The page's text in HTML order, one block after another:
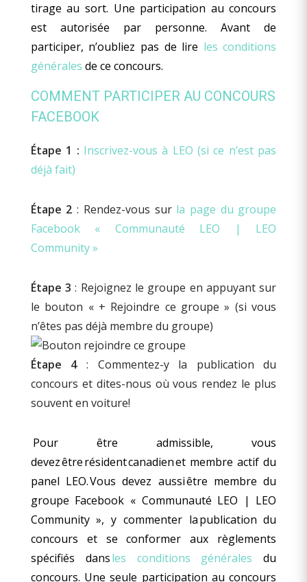
tirage au sort. Une participation au concours
est autorisée par personne. Avant de
participer, n’oubliez pas de lire les conditions
générales de ce concours.
COMMENT PARTICIPER AU CONCOURS
FACEBOOK
Étape 1 : Inscrivez-vous à LEO (si ce n’est pas
déjà fait)
Étape 2: Rendez-vous sur la page du groupe
Facebook « Communauté LEO | LEO
Community »
Étape 3: Rejoignez le groupe en appuyant sur
le bouton « + Rejoindre ce groupe » (si vous
n’êtes pas déjà membre du groupe)
Étape 4 : Commentez-y la publication du
concours et dites-nous où vous rendez le plus
souvent en voiture!
Pour être admissible, vous
devez être résident canadien et membre actif du
panel LEO. Vous devez aussi être membre du
groupe Facebook « Communauté LEO | LEO
Community », y commenter la publication du
concours et se conformer aux règlements
spécifiés dansles conditions générales du
concours. Une seule participation au concours